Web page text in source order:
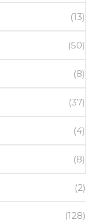
(13)
(50)
(8)
(37)
(4)
(8)
(2)
(128)